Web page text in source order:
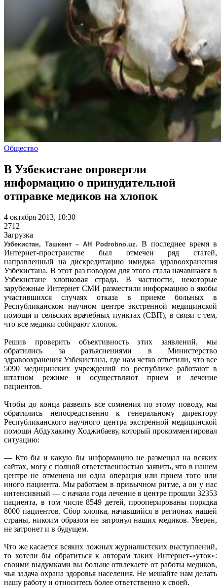
Общество
В Узбекистане опровергли
информацию о принудительной
отправке медиков на хлопок
4 октября 2013, 10:30
2712
Загрузка
Узбекистан, Ташкент – АН Podrobno.uz. В последнее время в
Интернет-пространстве был отмечен ряд статей,
направленный на дискредитацию имиджа здравоохранения
Узбекистана. В этот раз поводом для этого стала начавшаяся в
Узбекистане хлопковая страда. В частности, некоторые
зарубежные Интернет СМИ разместили информацию о якобы
участившихся случаях отказа в приеме больных в
Республиканском научном центре экстренной медицинской
помощи и сельских врачебных пунктах (СВП), в связи с тем,
что все медики собирают хлопок.
Решив проверить объективность этих заявлений, мы
обратились за разъяснениями в Министерство
здравоохранения Узбекистана, где нам четко ответили, что все
5090 медицинских учреждений по республике работают в
штатном режиме и осуществляют прием и лечение
пациентов.
Чтобы до конца развеять все сомнения по этому поводу, мы
обратились непосредственно к генеральному директору
Республиканского научного центра экстренной медицинской
помощи Абдухакиму Ходжибаеву, который прокомментировал
ситуацию:
— Кто бы и какую бы информацию не размещал на всяких
сайтах, могу с полной ответственностью заявить, что в нашем
центре не отменена ни одна операция или прием того или
иного пациента. Мы работаем в привычном ритме, а он у нас
интенсивный — с начала года лечение в центре прошли 32353
пациента, в том числе 8549 детей, прооперированы порядка
8000 пациентов. Сбор хлопка, начавшийся в регионах нашей
страны, никоим образом не затронул наших медиков. Уверен,
не затронет и в будущем.
Что же касается всяких ложных журналистских выступлений,
то хотели бы обратиться к авторам таких Интернет-«уток»:
своими выдумками вы больше отвлекаете от работы медиков,
чья задача охрана здоровья населения. Не мешайте нам делать
нашу работу и относитесь более ответственно к своей.